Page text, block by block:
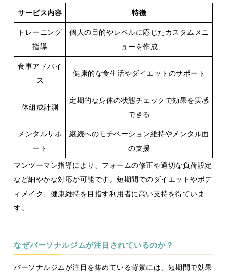
サービス内容 特徴
トレーニング
指導
個人の目的やレベルに応じたカスタムメニ
ューを作成
食事アドバイ
ス
健康的な食生活やダイエットのサポート
体組成計測
定期的な身体の状態チェックで効果を実感
できる
メンタルサポ
ート
継続へのモチベーション維持やメンタル面
の支援
マンツーマン指導により、フォームの修正や適切な負荷設定
など細やかな対応が可能です。短期間でのダイエットやボデ
ィメイク、健康維持を目指す利用者に高い支持を得ていま
す。
なぜパーソナルジムが注目されているのか？
パーソナルジムが注目を集めている背景には、短期間で効果